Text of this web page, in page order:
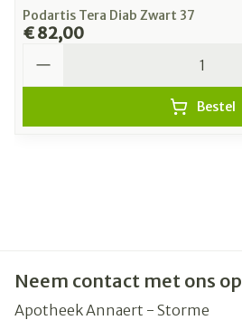
Podartis Tera Diab Zwart 37
€ 82,00
Bestel
Neem contact met ons op
Apotheek Annaert - Storme